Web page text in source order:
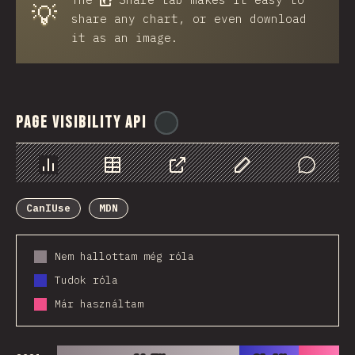
💡
share any chart, or even download
it as an image.
Page Visibility API
Diagramok Adatok MegosztásCustomize Data
Comments
CanIUse
MDN
Nem hallottam még róla
Tudok róla
Már használtam